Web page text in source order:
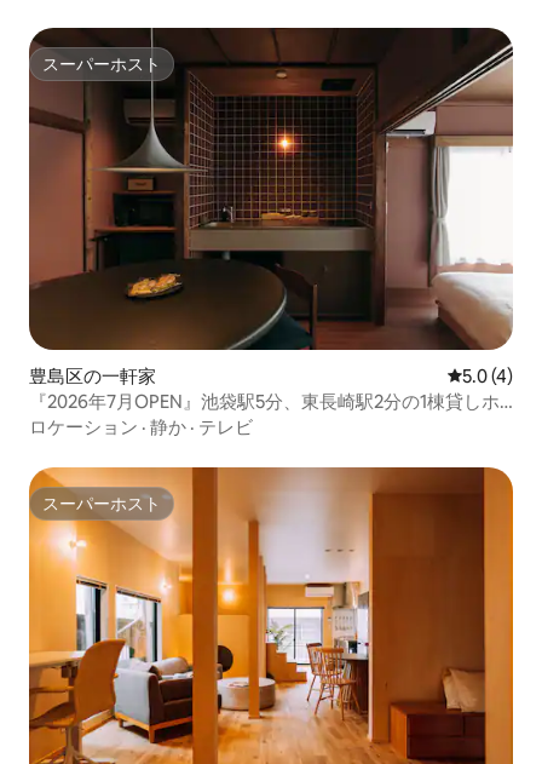
スーパーホスト
スーパーホスト
豊島区の一軒家 レビュー4
5.0 (4)
『2026年7月OPEN』池袋駅5分、東長崎駅2分の1棟貸しホ
テル「innnn-komeya」
ロケーション · 静か · テレビ
スーパーホスト
スーパーホスト